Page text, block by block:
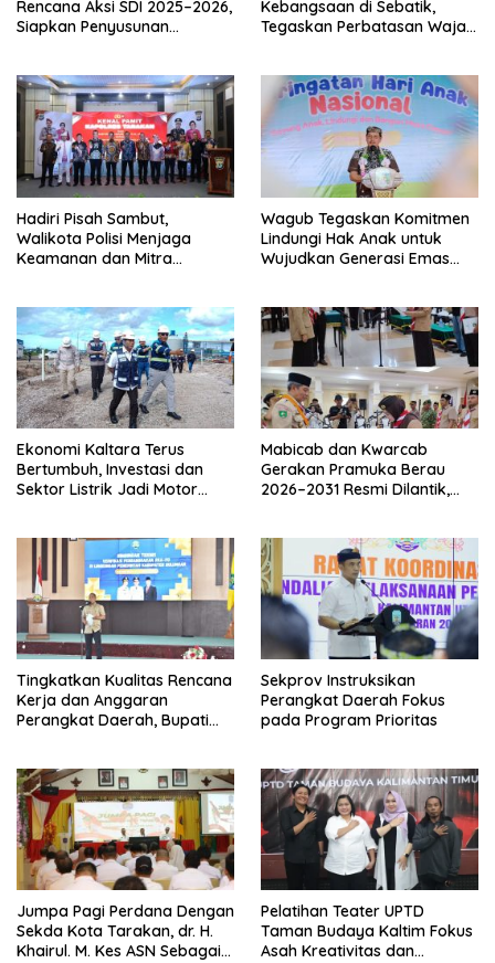
Rencana Aksi SDI 2025–2026,
Siapkan Penyusunan
Kebangsaan di Sebatik,
Tegaskan Perbatasan Wajah
Hadiri Pisah Sambut,
Walikota Polisi Menjaga
Keamanan dan Mitra
Wagub Tegaskan Komitmen
Lindungi Hak Anak untuk
Wujudkan Generasi Emas
Ekonomi Kaltara Terus
Bertumbuh, Investasi dan
Sektor Listrik Jadi Motor
Mabicab dan Kwarcab
Gerakan Pramuka Berau
2026–2031 Resmi Dilantik,
Tingkatkan Kualitas Rencana
Kerja dan Anggaran
Perangkat Daerah, Bupati
Sekprov Instruksikan
Perangkat Daerah Fokus
pada Program Prioritas
Jumpa Pagi Perdana Dengan
Sekda Kota Tarakan, dr. H.
Khairul. M. Kes ASN Sebagai
Pelatihan Teater UPTD
Taman Budaya Kaltim Fokus
Asah Kreativitas dan